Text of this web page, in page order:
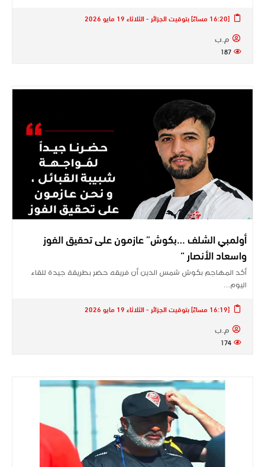
[16:20 مساءً] بتوقيت الجزائر - الثلاثاء 19 مايو 2026
م.ب
187
أولمبي الشلف …بكوش” عازمون على تحقيق الفوز
واسعاد الأنصار “
أكد المهاجم بكوش شمس الدين أن فريقه حضر بطريقة جيدة للقاء
اليوم…
[16:19 مساءً] بتوقيت الجزائر - الثلاثاء 19 مايو 2026
م.ب
174